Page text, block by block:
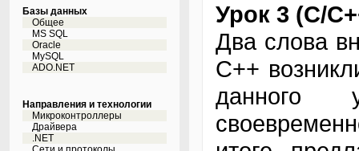
Базы данных
Общее
MS SQL
Oracle
MySQL
ADO.NET
Направления и технологии
Микроконтроллеры
Драйвера
.NET
Урок 3 (С/
Два слова
С++
данного